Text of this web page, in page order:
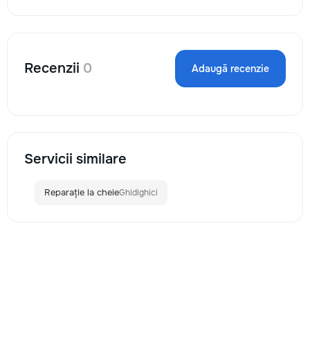
Recenzii 0 Adaugă recenzie
Servicii similare
Reparație la cheieGhidighici